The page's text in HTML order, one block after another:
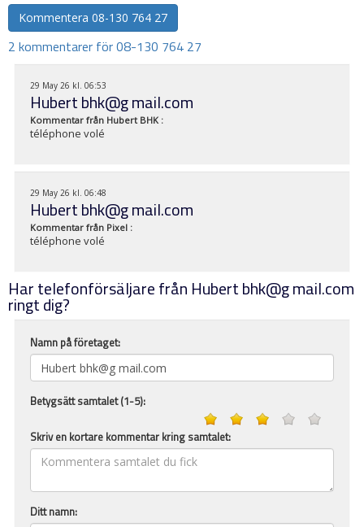
Kommentera 08-130 764 27
2 kommentarer för 08-130 764 27
29 May 26 kl. 06:53
Hubert bhk@g mail.com
Kommentar från Hubert BHK :
téléphone volé
29 May 26 kl. 06:48
Hubert bhk@g mail.com
Kommentar från Pixel :
téléphone volé
Har telefonförsäljare från Hubert bhk@g mail.com
ringt dig?
Namn på företaget:
Betygsätt samtalet (1-5):
Skriv en kortare kommentar kring samtalet:
Ditt namn: